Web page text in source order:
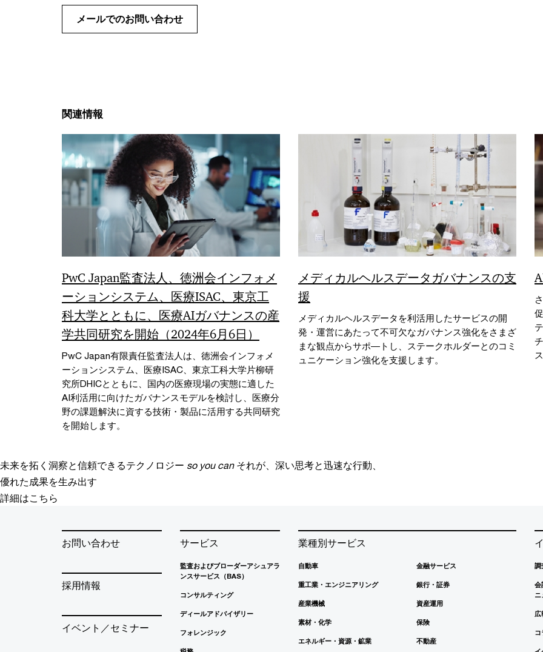
メールでのお問い合わせ
関連情報
PwC Japan監査法人、徳洲会インフォメ
ーションシステム、医療ISAC、東京工
科大学とともに、医療AIガバナンスの産
学共同研究を開始（2024年6月6日）
PwC Japan有限責任監査法人は、徳洲会インフォメ
ーションシステム、医療ISAC、東京工科大学片柳研
究所DHICとともに、国内の医療現場の実態に適した
AI利活用に向けたガバナンスモデルを検討し、医療分
野の課題解決に資する技術・製品に活用する共同研究
を開始します。
メディカルヘルスデータガバナンスの支
援
メディカルヘルスデータを利活用したサービスの開
発・運営にあたって不可欠なガバナンス強化をさまざ
まな観点からサポ―トし、ステークホルダーとのコミ
ュニケーション強化を支援します。
未来を拓く洞察と信頼できるテクノロジー so you can それが、深い思考と迅速な行動、
優れた成果を生み出す
詳細はこちら
お問い合わせ
採用情報
イベント／セミナー
サービス
監査およびブローダーアシュアラ
ンスサービス（BAS）
コンサルティング
ディールアドバイザリー
フォレンジック
業種別サービス
自動車
重工業・エンジニアリング
産業機械
素材・化学
エネルギー・資源・鉱業
金融サービス
銀行・証券
資産運用
保険
不動産
調
会
ニ
広
コ